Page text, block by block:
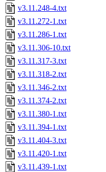
v3.11.248-4.txt
v3.11.272-1.txt
v3.11.286-1.txt
v3.11.306-10.txt
v3.11.317-3.txt
v3.11.318-2.txt
v3.11.346-2.txt
v3.11.374-2.txt
v3.11.380-1.txt
v3.11.394-1.txt
v3.11.404-3.txt
v3.11.420-1.txt
v3.11.439-1.txt